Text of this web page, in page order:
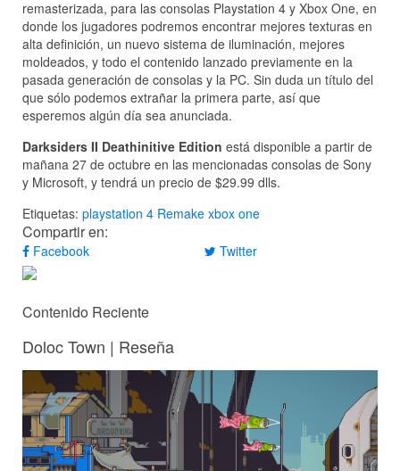
remasterizada, para las consolas Playstation 4 y Xbox One, en
donde los jugadores podremos encontrar mejores texturas en
alta definición, un nuevo sistema de iluminación, mejores
moldeados, y todo el contenido lanzado previamente en la
pasada generación de consolas y la PC. Sin duda un título del
que sólo podemos extrañar la primera parte, así que
esperemos algún día sea anunciada.
Darksiders II Deathinitive Edition está disponible a partir de
mañana 27 de octubre en las mencionadas consolas de Sony
y Microsoft, y tendrá un precio de $29.99 dlls.
Etiquetas: playstation 4 Remake xbox one
Compartir en:
Facebook Twitter
Contenido Reciente
Doloc Town | Reseña